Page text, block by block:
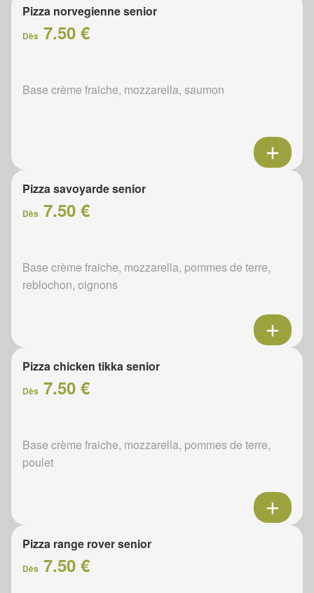
Pizza norvegienne senior
Dès 7.50 €
Base crème fraiche, mozzarella, saumon
Pizza savoyarde senior
Dès 7.50 €
Base crème fraiche, mozzarella, pommes de terre,
reblochon, oignons
Pizza chicken tikka senior
Dès 7.50 €
Base crème fraiche, mozzarella, pommes de terre,
poulet
Pizza range rover senior
Dès 7.50 €